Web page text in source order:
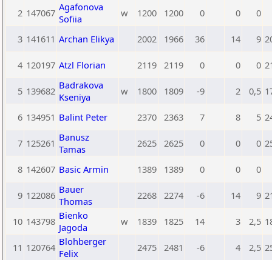
2 147067 Agafonova
Sofiia
w 1200 1200 0 0 0
3 141611 Archan Elikya 2002 1966 36 14 9
4 120197 Atzl Florian 2119 2119 0 0 0
5 139682 Badrakova
Kseniya
w 1800 1809 -9 2 0,5
6 134951 Balint Peter 2370 2363 7 8 5
7 125261 Banusz
Tamas
2625 2625 0 0 0
8 142607 Basic Armin 1389 1389 0 0 0
9 122086 Bauer
Thomas
2268 2274 -6 14 9
10 143798 Bienko
Jagoda
w 1839 1825 14 3 2,5
11 120764 Blohberger
Felix
2475 2481 -6 4 2,5